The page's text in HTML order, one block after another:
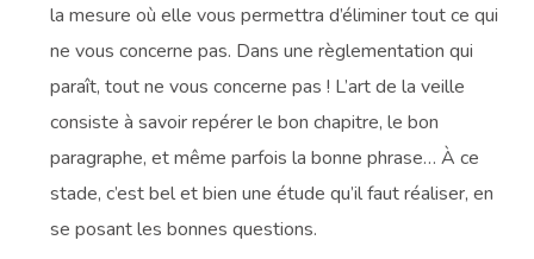
la mesure où elle vous permettra d’éliminer tout ce qui
ne vous concerne pas. Dans une règlementation qui
paraît, tout ne vous concerne pas ! L’art de la veille
consiste à savoir repérer le bon chapitre, le bon
paragraphe, et même parfois la bonne phrase… À ce
stade, c’est bel et bien une étude qu’il faut réaliser, en
se posant les bonnes questions.